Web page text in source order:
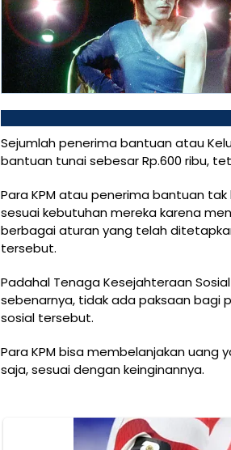
Sejumlah penerima bantuan atau
bantuan tunai sebesar Rp.600 ribu,
Para KPM atau penerima bantuan
sesuai kebutuhan mereka karena
berbagai aturan yang telah
tersebut.
Padahal Tenaga Kesejahteraan
sebenarnya, tidak ada paksaan bagi
sosial tersebut.
Para KPM bisa membelanjakan
saja, sesuai dengan keinginannya.